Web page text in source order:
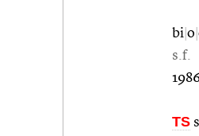
bi o
s.f.
TS